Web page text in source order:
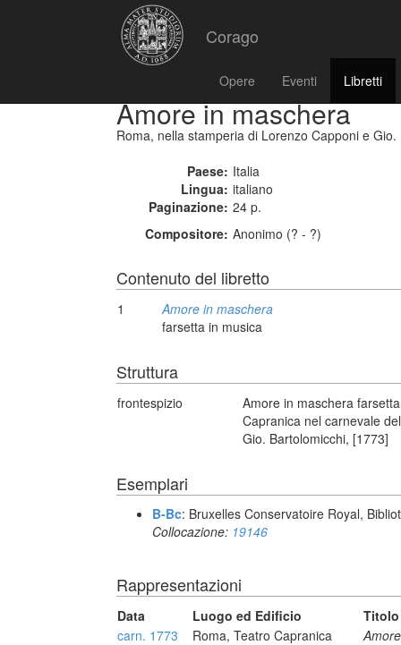
Corago
Opere Eventi Libretti
Amore in maschera
Roma, nella stamperia di Lorenzo Capponi e
Paese: Italia
Lingua: italiano
Paginazione: 24 p.
Compositore: Anonimo (? - ?)
Contenuto del libretto
1
Amore in maschera
farsetta in musica
Struttura
frontespizio
Amore in maschera
Capranica nel carnevale
Gio. Bartolomicchi, [1773]
Esemplari
B-Bc: Bruxelles Conservatoire Royal,
Collocazione: 19146
Rappresentazioni
Data Luogo ed Edificio
Titolo
carn. 1773
Roma, Teatro Capranica